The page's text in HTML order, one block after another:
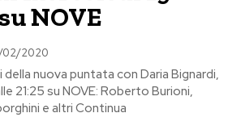
NOVE
02/2020
nuova puntata con Daria Bignardi,
21:25 su NOVE: Roberto Burioni,
e altri Continua